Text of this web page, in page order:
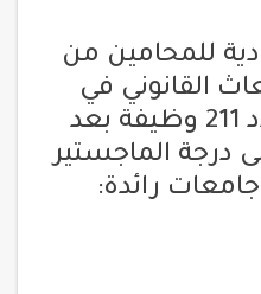
للمحامين من
القانوني في
مرحلتها الأولى عدد 211 وظيفة بعد
درجة الماجستير
رائدة: